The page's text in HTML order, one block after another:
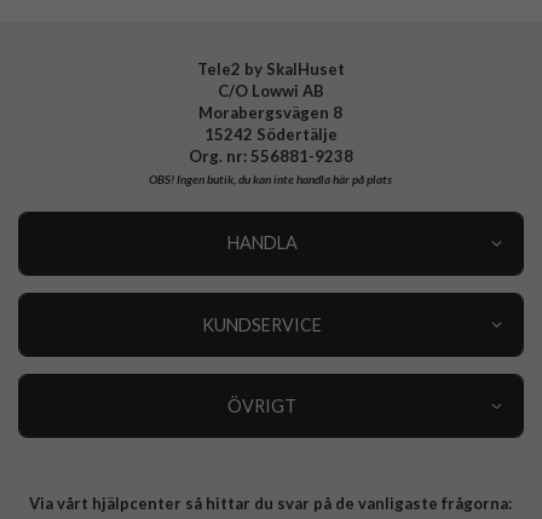
Tele2 by SkalHuset
C/O Lowwi AB
Morabergsvägen 8
15242 Södertälje
Org. nr: 556881-9238
OBS!Ingen butik, du kan inte handla här på plats
HANDLA
KUNDSERVICE
ÖVRIGT
Integritetspolicy
Via vårt hjälpcenter så hittar du svar på de vanligaste frågorna: